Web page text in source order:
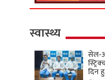
स्वास्थ्य
सेल-
दिन